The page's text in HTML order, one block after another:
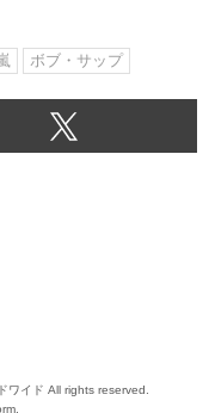
ボブ・サップ
ワイド All rights reserved.
.